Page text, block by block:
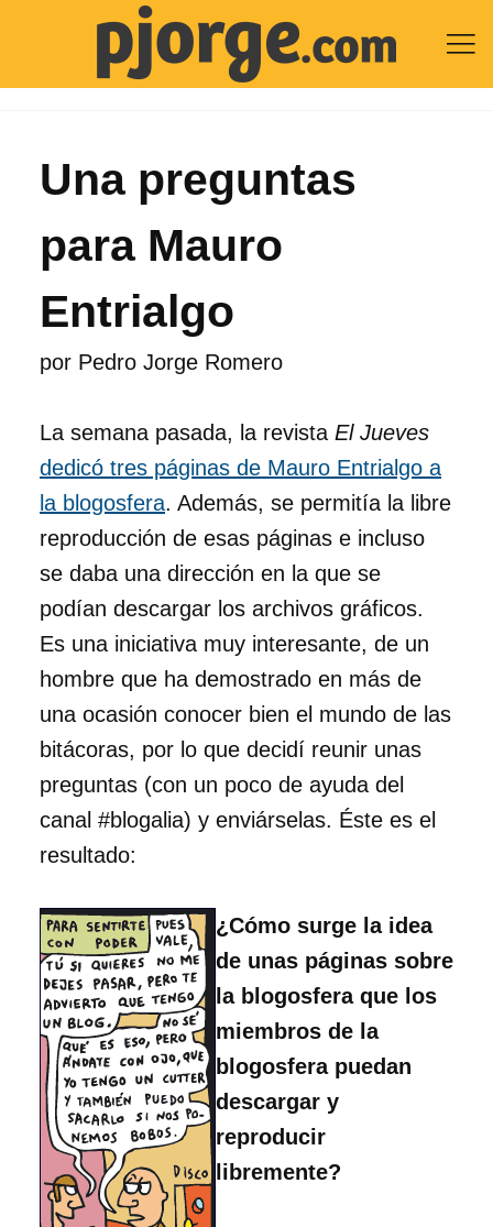

Una preguntas
para Mauro
Entrialgo
por Pedro Jorge Romero
La semana pasada, la revista El Jueves
dedicó tres páginas de Mauro Entrialgo a
la blogosfera. Además, se permitía la libre
reproducción de esas páginas e incluso
se daba una dirección en la que se
podían descargar los archivos gráficos.
Es una iniciativa muy interesante, de un
hombre que ha demostrado en más de
una ocasión conocer bien el mundo de las
bitácoras, por lo que decidí reunir unas
preguntas (con un poco de ayuda del
canal #blogalia) y enviárselas. Éste es el
resultado:
¿Cómo surge la idea
de unas páginas sobre
la blogosfera que los
miembros de la
blogosfera puedan
descargar y
reproducir
libremente?